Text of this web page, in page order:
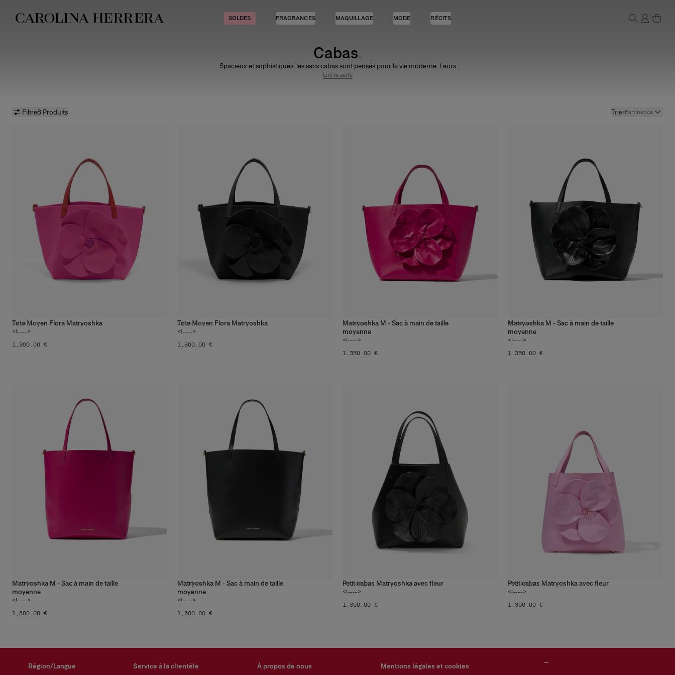
Avis d'accessibilité (lien)
SOLDES FRAGRANCES MAQUILLAGE MODE RÉCITS
Cabas
Spacieux et sophistiqués, les sacs cabas sont pensés pour la vie moderne. Leurs
proportions généreuses et leurs détails pratiques s'allient à un savoir-faire d'exception et à
Lire la suite
Filtre8 Produits TrierPertinence
Tote Moyen Flora Matryoshka
<!---->
2 couleurs
‌1,300.00 €
Tote Moyen Flora Matryoshka
<!---->
2 couleurs
‌1,300.00 €
Matryoshka M - Sac à main de taille
moyenne
<!---->
2 couleurs
‌1,350.00 €
Matryoshka M - Sac à main de taille
moyenne
<!---->
2 couleurs
‌1,350.00 €
Matryoshka M - Sac à main de taille
moyenne
<!---->
2 couleurs
‌1,600.00 €
Matryoshka M - Sac à main de taille
moyenne
<!---->
2 couleurs
‌1,600.00 €
Petit cabas Matryoshka avec fleur
<!---->
2 couleurs
‌1,350.00 €
Petit cabas Matryoshka avec fleur
<!---->
2 couleurs
‌1,350.00 €
Région/Langue Service à la clientèle À propos de nous Mentions légales et cookies